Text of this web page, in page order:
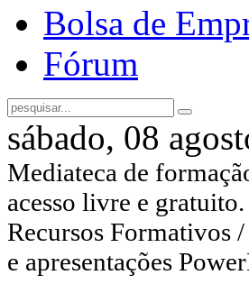
Bolsa de
Fórum
sábado, 08
Mediateca de
acesso livre e
Recursos Formativos
e apresentações